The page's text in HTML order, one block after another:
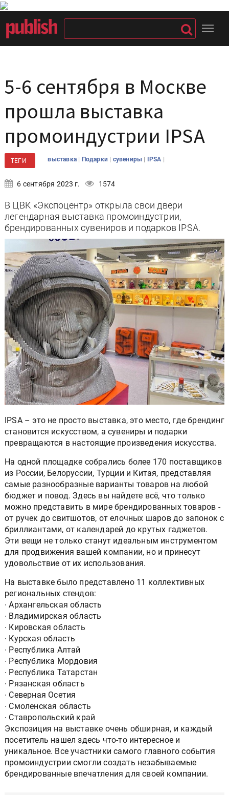
5-6 сентября в Москве
прошла выставка
промоиндустрии IPSA
ТЕГИ выставка | Подарки | сувениры | IPSA |
6 сентября 2023 г. 1574
В ЦВК «Экспоцентр» открыла свои двери
легендарная выставка промоиндустрии,
брендированных сувениров и подарков IPSA.
IPSА – это не просто выставка, это место, где брендинг
становится искусством, а сувениры и подарки
превращаются в настоящие произведения искусства.
На одной площадке собрались более 170 поставщиков
из России, Белоруссии, Турции и Китая, представляя
самые разнообразные варианты товаров на любой
бюджет и повод. Здесь вы найдете всё, что только
можно представить в мире брендированных товаров -
от ручек до свитшотов, от елочных шаров до запонок с
бриллиантами, от календарей до крутых гаджетов.
Эти вещи не только станут идеальным инструментом
для продвижения вашей компании, но и принесут
удовольствие от их использования.
На выставке было представлено 11 коллективных
региональных стендов:
∙ Архангельская область
∙ Владимирская область
∙ Кировская область
∙ Курская область
∙ Республика Алтай
∙ Республика Мордовия
∙ Республика Татарстан
∙ Рязанская область
∙ Северная Осетия
∙ Смоленская область
∙ Ставропольский край
Экспозиция на выставке очень обширная, и каждый
посетитель нашел здесь что-то интересное и
уникальное. Все участники самого главного события
промоиндустрии смогли создать незабываемые
брендированные впечатления для своей компании.